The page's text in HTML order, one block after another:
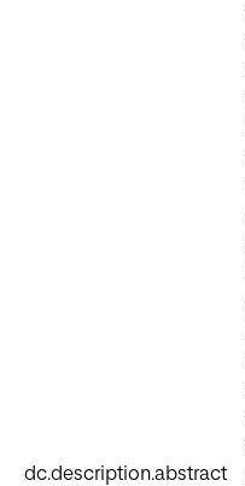
dc.description.abstract